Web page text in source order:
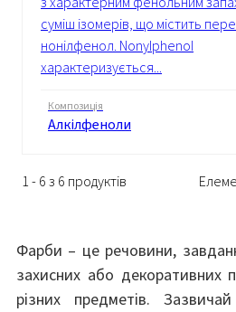
суміш ізомерів, що містить
нонілфенол. Nonylphenol
характеризується...
Композиція
Алкілфеноли
1 - 6 з 6 продуктів
Фарби – це речовини,
захисних або декоративних
різних предметів.